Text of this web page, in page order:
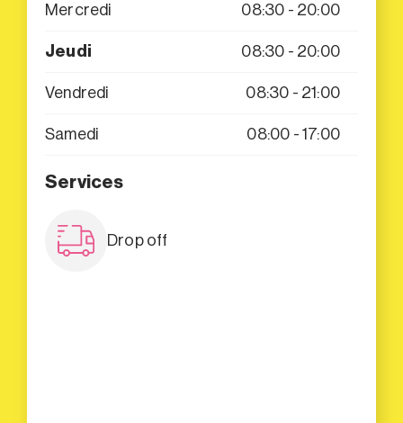
Mercredi 08:30 - 20:00
Jeudi 08:30 - 20:00
Vendredi 08:30 - 21:00
Samedi 08:00 - 17:00
Services
Drop off